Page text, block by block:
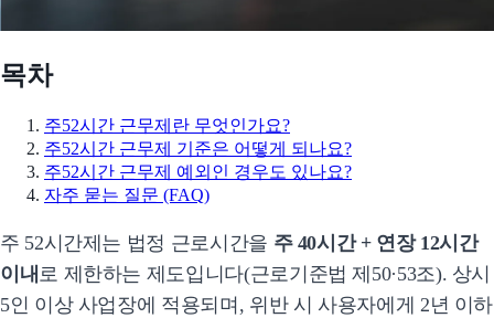
목차
주52시간 근무제란 무엇인가요?
주52시간 근무제 기준은 어떻게 되나요?
주52시간 근무제 예외인 경우도 있나요?
자주 묻는 질문 (FAQ)
주 52시간제는 법정 근로시간을 주 40시간 + 연장 12시간
이내 로 제한하는 제도입니다(근로기준법 제50·53조). 상시
5인 이상 사업장에 적용되며, 위반 시 사용자에게 2년 이하